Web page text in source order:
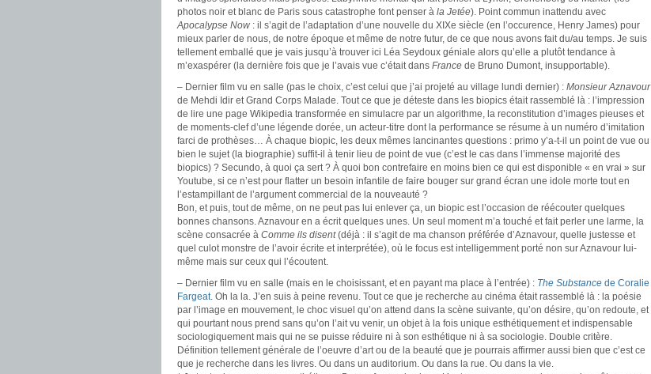
photos noir et blanc de Paris sous catastrophe font penser à la Jetée). Point commun inattendu avec
Apocalypse Now : il s’agit de l’adaptation d’une nouvelle du XIXe siècle (en l’occurence, Henry James) pour
mieux parler de nous, de notre époque et même de notre futur, de ce que nous avons fait du/au temps. Je suis
tellement emballé que je vais jusqu’à trouver ici Léa Seydoux géniale alors qu’elle a plutôt tendance à
m’exaspérer (la dernière fois que je l’avais vue c’était dans France de Bruno Dumont, insupportable).
– Dernier film vu en salle (pas le choix, c’est celui que j’ai projeté au village lundi dernier) : Monsieur Aznavour
de Mehdi Idir et Grand Corps Malade. Tout ce que je déteste dans les biopics était rassemblé là : l’impression
de lire une page Wikipedia transformée en simulacre par un algorithme, la reconstitution d’images pieuses et
de moments-clef d’une légende dorée, un acteur-titre dont la performance se résume à un numéro d’imitation
farci de prothèses… À chaque biopic, les deux mêmes lancinantes questions : primo y’a-t-il un point de vue ou
bien le sujet (la biographie) suffit-il à tenir lieu de point de vue (c’est le cas dans l’immense majorité des
biopics) ? Secundo, à quoi ça sert ? À quoi bon contrefaire en moins bien ce qui est disponible « en vrai » sur
Youtube, si ce n’est pour flatter un besoin infantile de faire bouger sur grand écran une idole morte tout en
l’estampillant de l’argument commercial de la nouveauté ?
Bon, et puis, tout de même, on ne peut pas lui enlever ça, un biopic est l’occasion de réécouter quelques
bonnes chansons. Aznavour en a écrit quelques unes. Un seul moment m’a touché et fait perler une larme, la
scène consacrée à Comme ils disent(déjà : il s’agit de ma chanson préférée d’Aznavour, quelle justesse et
quel culot monstre de l’avoir écrite et interprétée), où le focus est intelligemment porté non sur Aznavour lui-
même mais sur ceux qui l’écoutent.
– Dernier film vu en salle (mais en le choisissant, et en payant ma place à l’entrée) : The Substance de Coralie
Fargeat. Oh la la. J’en suis à peine revenu. Tout ce que je recherche au cinéma était rassemblé là : la poésie
par l’image en mouvement, le choc visuel qu’on attend dans la scène suivante, qu’on désire, qu’on redoute, et
qui pourtant nous prend sans qu’on l’ait vu venir, un objet à la fois unique esthétiquement et indispensable
sociologiquement mais qui ne se puisse réduire ni à son esthétique ni à sa sociologie. Double critère.
Définition tellement générale de l’oeuvre d’art ou de la beauté que je pourrais affirmer aussi bien que c’est ce
que je recherche dans les livres. Ou dans un auditorium. Ou dans la rue. Ou dans la vie.